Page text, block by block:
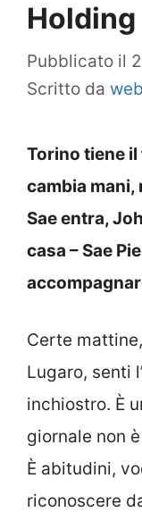
Holding
Pubblicato il
Scritto da
Torino tiene
cambia mani,
Saeentra,
casa – Sae
Certe
Lugaro, senti
inchiostro. È
giornale non
È abitudini,
riconoscere